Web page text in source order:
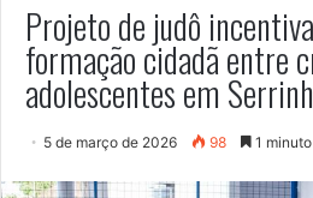
Projeto de judô
formação cidadã entre
adolescentes em
5 de março de 2026 98 1